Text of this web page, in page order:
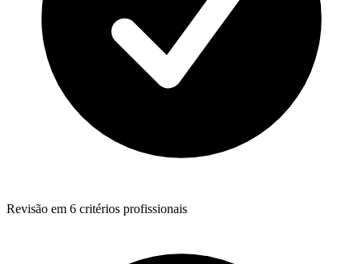
Revisão em 6 critérios profissionais